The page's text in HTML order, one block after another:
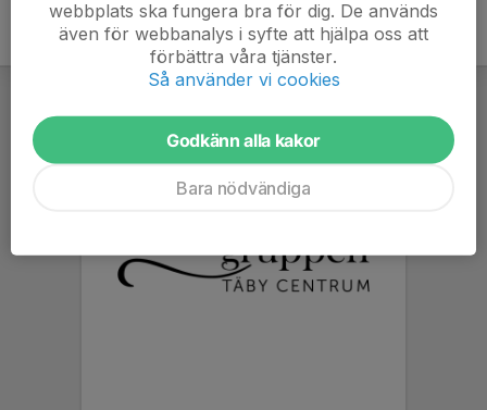
webbplats ska fungera bra för dig. De används
även för webbanalys i syfte att hjälpa oss att
förbättra våra tjänster.
Så använder vi cookies
Godkänn alla kakor
Bara nödvändiga